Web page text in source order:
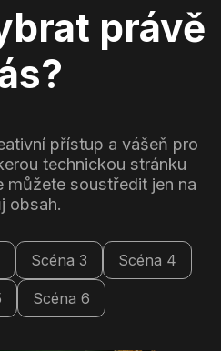
právě
přístup a vášeň pro
technickou stránku
můžete soustředit jen na
obsah.
Scéna 3 Scéna 4
Scéna 6